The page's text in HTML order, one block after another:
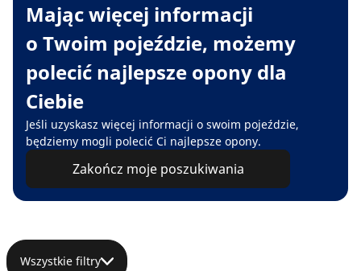
Mając więcej informacji
o Twoim pojeździe, możemy
polecić najlepsze opony dla
Ciebie
Jeśli uzyskasz więcej informacji o swoim pojeździe,
będziemy mogli polecić Ci najlepsze opony.
Zakończ moje poszukiwania
Wszystkie filtry